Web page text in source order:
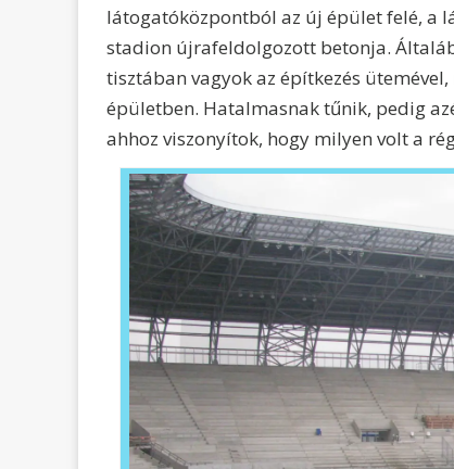
látogatóközpontból az új épület felé, a
stadion újrafeldolgozott betonja.
tisztában vagyok az építkezés
épületben. Hatalmasnak tűnik, pedig
ahhoz viszonyítok, hogy milyen volt a